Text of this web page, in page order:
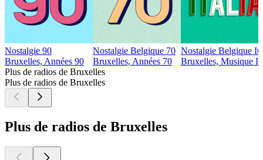
Nostalgie 90
Bruxelles, Années 90
Nostalgie Belgique 70
Bruxelles, Années 70
Nostalgie Belgique
Bruxelles, Musique
Plus de radios de Bruxelles
Plus de radios de Bruxelles
Plus de radios de Bruxelles